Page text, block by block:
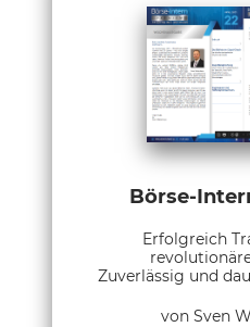
Börse-
Erfolgreich
Zuverlässig und
von Sven